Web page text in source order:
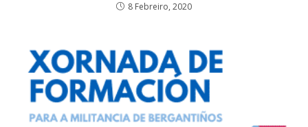
8 Febreiro, 2020